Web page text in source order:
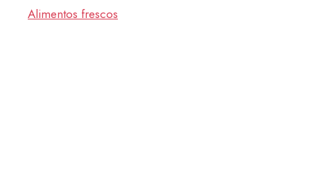
Alimentos frescos